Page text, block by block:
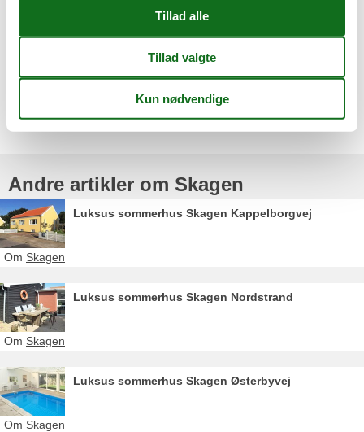
tidligt ude, holde øje med ledige huse og være åben for de mange
skønne områder omkring byen. Så kan du stadig sikre dig din
sommerferieoase i toppen af Danmark.
Andre artikler om Skagen
Luksus sommerhus Skagen Kappelborgvej
Om Skagen
Luksus sommerhus Skagen Nordstrand
Om Skagen
Luksus sommerhus Skagen Østerbyvej
Om Skagen